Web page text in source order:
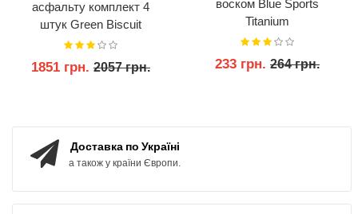
асфальту комплект 4
штук Green Biscuit
Original
1851 грн. 2057 грн.
воском Blue Sports
Titanium
233 грн. 264 грн.
Доставка по Україні
а також у країни Європи.